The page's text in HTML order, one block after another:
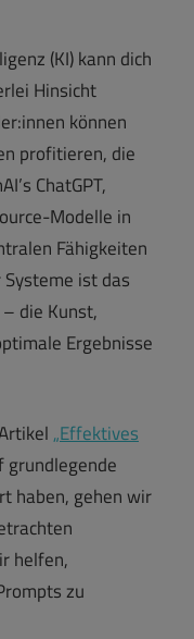
(KI) kann dich
Hinsicht
können
profitieren, die
ChatGPT,
Modelle in
Fähigkeiten
ist das
– die Kunst,
Ergebnisse
„Effektives
grundlegende
haben, gehen wir
helfen,
zu